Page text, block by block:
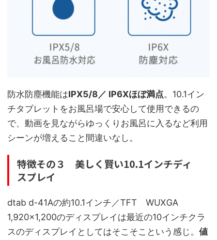
防水防塵機能はIPX5/8／ IP6Xほぼ満点。10.1イン
チタブレットをお風呂場で安心して使用できるの
で、動画を見ながらゆっくりお風呂に入るなど利用
シーンが増えること間違いなし。
特徴その３ 美しく賢い10.1インチディ
スプレイ
dtab d-41Aの約10.1インチ／TFT WUXGA
1,920×1,200のディスプレイは最近の10インチクラ
スのディスプレイとしてはそこそこという感じ。 値